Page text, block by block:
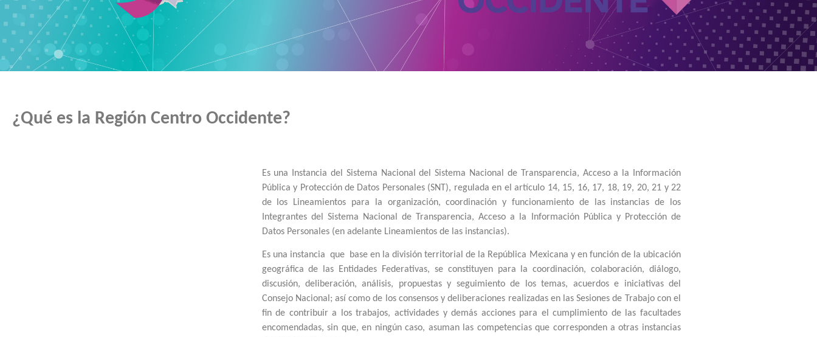
¿Qué es la Región Centro Occidente?
Es una Instancia del Sistema Nacional del Sistema Nacional de Transparencia, Acceso a la Información
Pública y Protección de Datos Personales (SNT), regulada en el artículo 14, 15, 16, 17, 18, 19, 20, 21 y 22
de los Lineamientos para la organización, coordinación y funcionamiento de las instancias de los
Integrantes del Sistema Nacional de Transparencia, Acceso a la Información Pública y Protección de
Datos Personales (en adelante Lineamientos de las instancias).
Es una instancia que base en la división territorial de la República Mexicana y en función de la ubicación
geográfica de las Entidades Federativas, se constituyen para la coordinación, colaboración, diálogo,
discusión, deliberación, análisis, propuestas y seguimiento de los temas, acuerdos e iniciativas del
Consejo Nacional; así como de los consensos y deliberaciones realizadas en las Sesiones de Trabajo con el
fin de contribuir a los trabajos, actividades y demás acciones para el cumplimiento de las facultades
encomendadas, sin que, en ningún caso, asuman las competencias que corresponden a otras instancias